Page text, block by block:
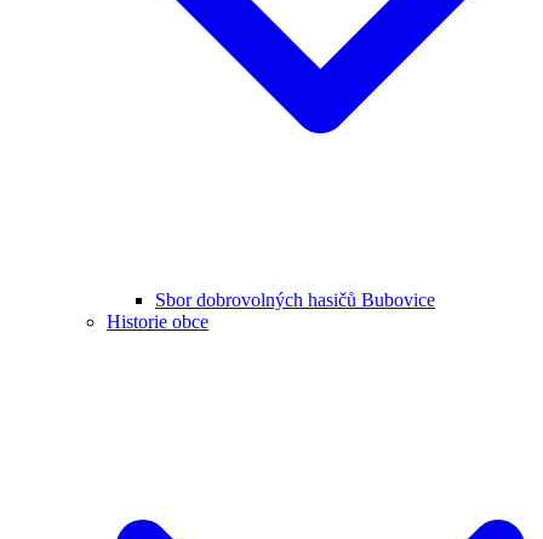
Sbor dobrovolných hasičů Bubovice
Historie obce